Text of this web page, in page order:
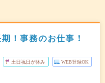
！事務のお仕事！
土日祝日が休み WEB登録OK